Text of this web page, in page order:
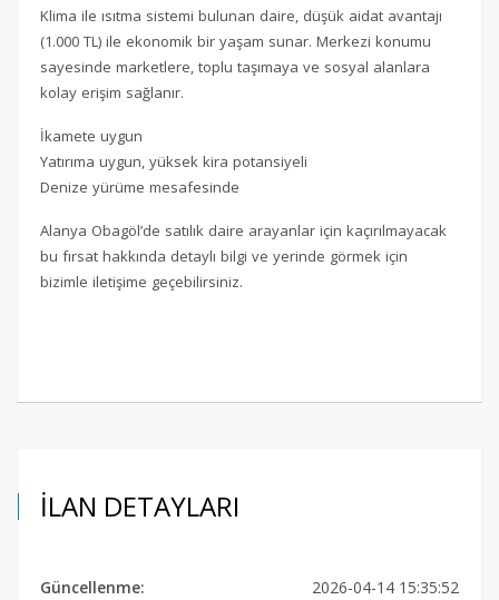
Klima ile ısıtma sistemi bulunan daire, düşük aidat avantajı
(1.000 TL) ile ekonomik bir yaşam sunar. Merkezi konumu
sayesinde marketlere, toplu taşımaya ve sosyal alanlara
kolay erişim sağlanır.
İkamete uygun
Yatırıma uygun, yüksek kira potansiyeli
Denize yürüme mesafesinde
Alanya Obagöl’de satılık daire arayanlar için kaçırılmayacak
bu fırsat hakkında detaylı bilgi ve yerinde görmek için
bizimle iletişime geçebilirsiniz.
İLAN DETAYLARI
Güncellenme: 2026-04-14 15:35:52